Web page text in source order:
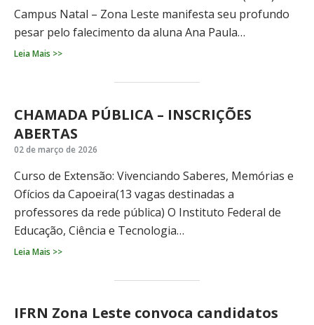
Campus Natal – Zona Leste manifesta seu profundo
pesar pelo falecimento da aluna Ana Paula…
Leia Mais >>
CHAMADA PÚBLICA – INSCRIÇÕES
ABERTAS
02 de março de 2026
Curso de Extensão: Vivenciando Saberes, Memórias e
Ofícios da Capoeira(13 vagas destinadas a
professores da rede pública) O Instituto Federal de
Educação, Ciência e Tecnologia…
Leia Mais >>
IFRN Zona Leste convoca candidatos